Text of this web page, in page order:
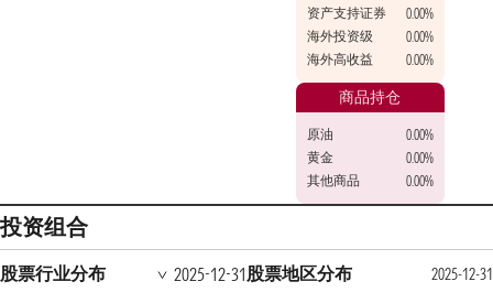
资产支持证券
0.00%
海外投资级
0.00%
海外高收益
0.00%
商品持仓
原油
0.00%
黄金
0.00%
其他商品
0.00%
投资组合
股票行业分布 2025-12-31股票地区分布
2025-12-31